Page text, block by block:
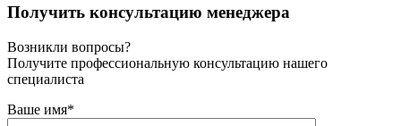
Получить консультацию менеджера
Возникли вопросы?
Получите профессиональную консультацию нашего
специалиста
Ваше имя*